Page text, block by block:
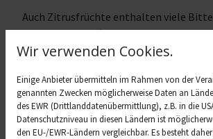
Auch Zitrusfrüchte enthalten viele
genauso wie Kaffee, Schokolade mit
Kakaoanteil, Senf, grüner Tee oder
Gesund für das
Darm-System
Wir verwenden Cookies.
Einige Anbieter übermitteln im Rahmen von der
genannten Zwecken möglicherweise Daten an
des EWR (Drittlanddatenübermittlung), z.B. in die
Datenschutzniveau in diesen Ländern ist
den EU-/EWR-Ländern vergleichbar. Es besteht